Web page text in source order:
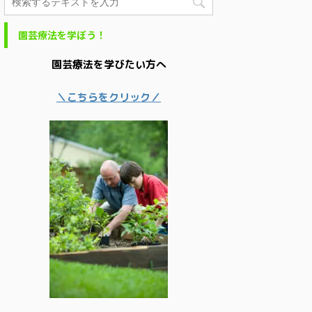
園芸療法を学ぼう！
園芸療法を学びたい方へ
＼こちらをクリック／